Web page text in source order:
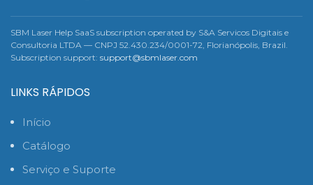
SBM Laser Help SaaS subscription operated by S&A Servicos Digitais e
Consultoria LTDA — CNPJ 52.430.234/0001-72, Florianópolis, Brazil.
Subscription support: support@sbmlaser.com
LINKS RÁPIDOS
Início
Catálogo
Serviço e Suporte